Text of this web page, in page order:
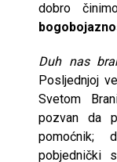
dobro
Duh nas
Posljednjoj
Svetom
pozvan da
pomoćnik;
pobjednički